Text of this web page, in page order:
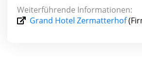
Weiterführende Informationen:
Grand Hotel Zermatterhof